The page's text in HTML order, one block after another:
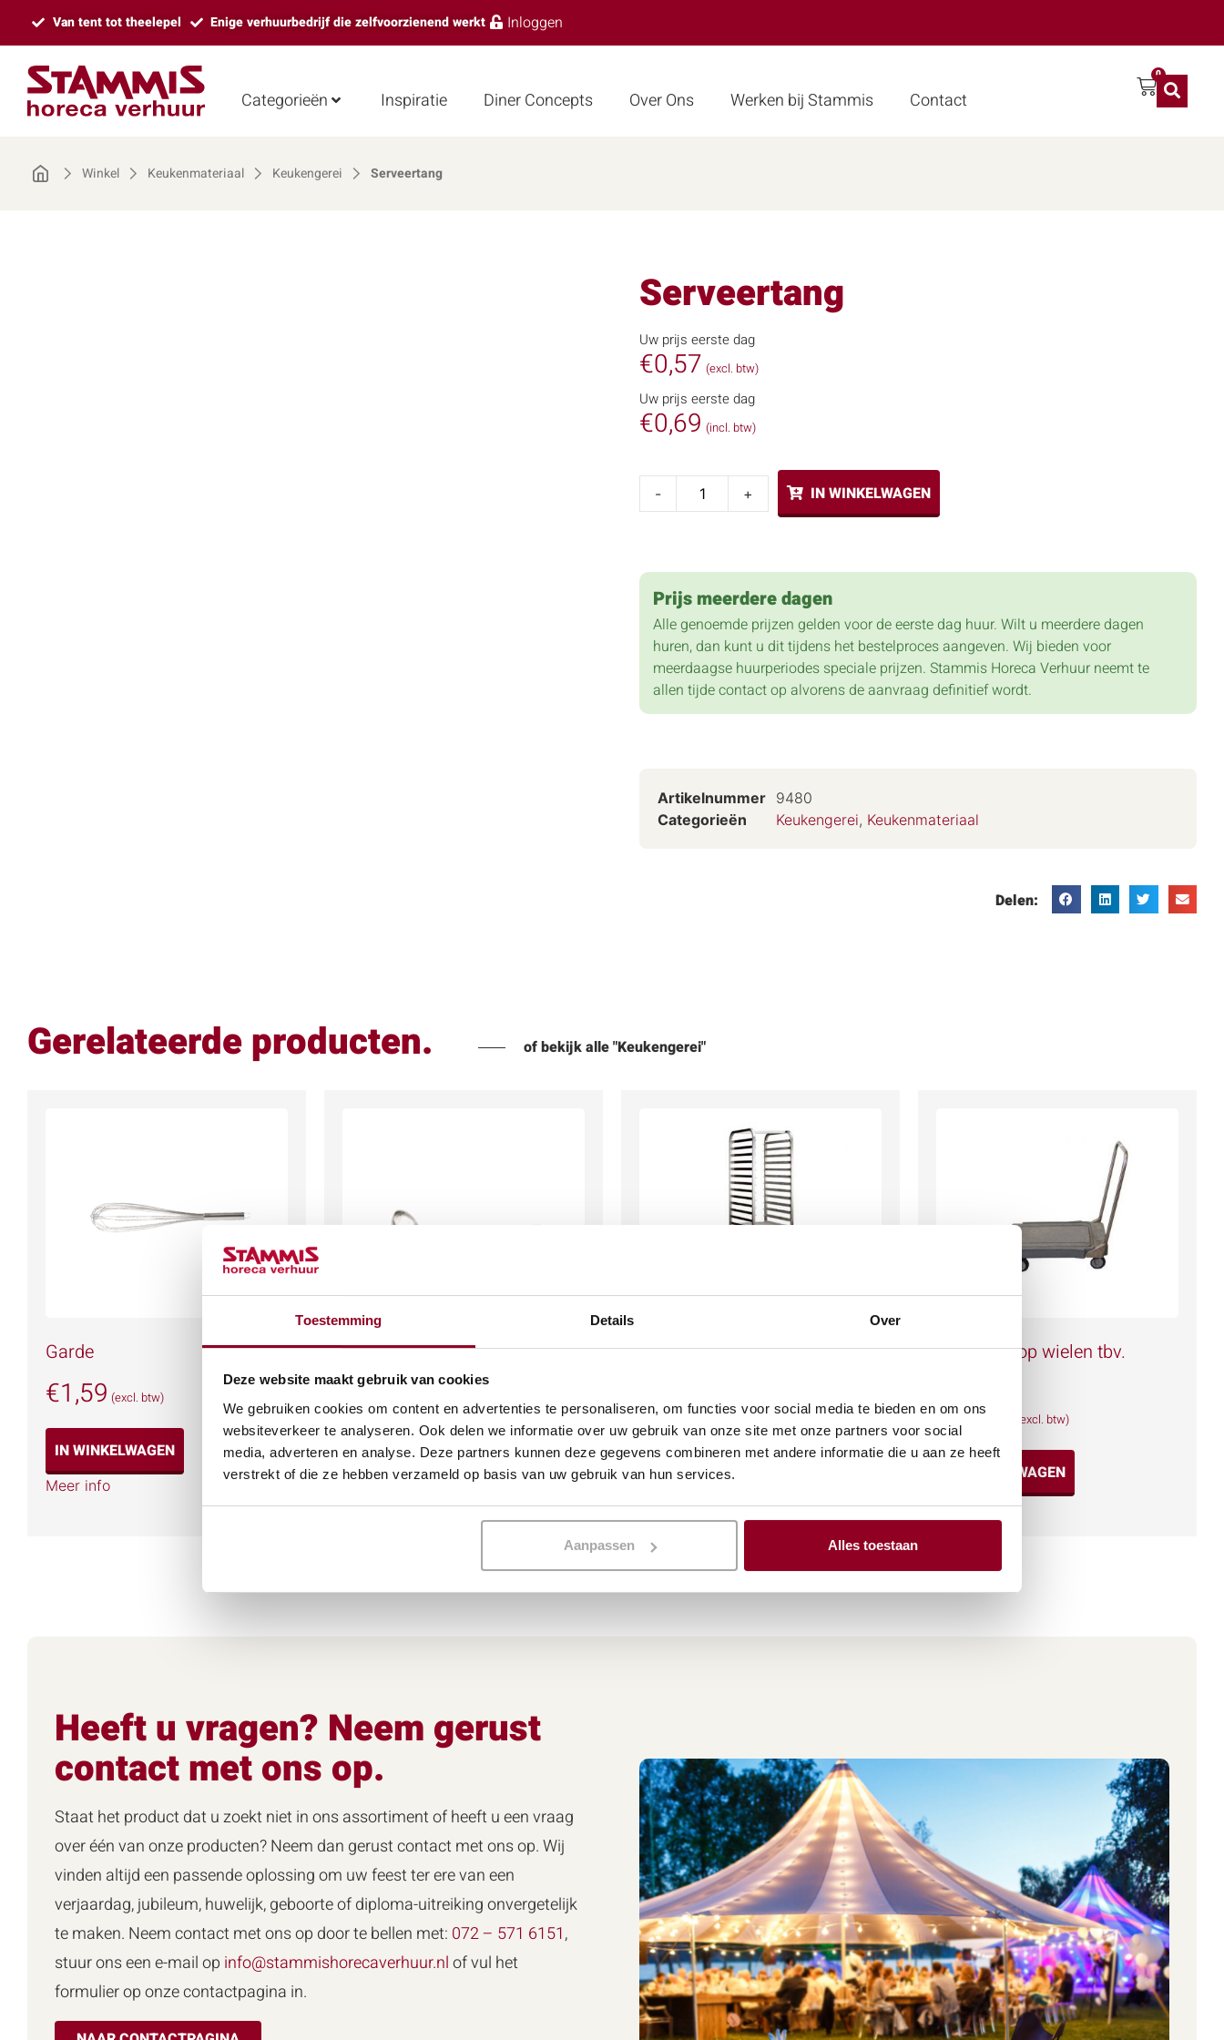
Toestemming Details Over
Deze website maakt gebruik van cookies
We gebruiken cookies om content en advertenties te personaliseren, om functies voor social media te bieden en om ons
websiteverkeer te analyseren. Ook delen we informatie over uw gebruik van onze site met onze partners voor social
media, adverteren en analyse. Deze partners kunnen deze gegevens combineren met andere informatie die u aan ze heeft
verstrekt of die ze hebben verzameld op basis van uw gebruik van hun services.
Aanpassen Alles toestaan
Van tent tot theelepel Enige verhuurbedrijf die zelfvoorzienend werkt Inloggen
Categorieën Inspiratie Diner Concepts Over Ons Werken bij Stammis Contact
0
Winkel Keukenmateriaal Keukengerei Serveertang
Serveertang
Uw prijs eerste dag
€0,57 (excl. btw)
Uw prijs eerste dag
€0,69 (incl. btw)
- + IN WINKELWAGEN
Prijs meerdere dagen
Alle genoemde prijzen gelden voor de eerste dag huur. Wilt u meerdere dagen
huren, dan kunt u dit tijdens het bestelproces aangeven. Wij bieden voor
meerdaagse huurperiodes speciale prijzen. Stammis Horeca Verhuur neemt te
allen tijde contact op alvorens de aanvraag definitief wordt.
Artikelnummer 9480
Categorieën
Keukengerei, Keukenmateriaal
Delen:
Gerelateerde producten. of bekijk alle "Keukengerei"
Garde
€1,59 (excl. btw)
IN WINKELWAGEN
Meer info
Pollepel groot
€1,26
IN WINKELWAGEN
Regaalwagen met 18
€15,17
IN WINKELWAGEN
Meer info
Onderstel op wielen tbv.
€12,64 (excl. btw)
IN WINKELWAGEN
Meer info
Heeft u vragen? Neem gerust
contact met ons op.
Staat het product dat u zoekt niet in ons assortiment of heeft u een vraag
over één van onze producten? Neem dan gerust contact met ons op. Wij
vinden altijd een passende oplossing om uw feest ter ere van een
verjaardag, jubileum, huwelijk, geboorte of diploma-uitreiking onvergetelijk
te maken. Neem contact met ons op door te bellen met: 072 – 571 6151,
stuur ons een e-mail op info@stammishorecaverhuur.nlof vul het
formulier op onze contactpagina in.